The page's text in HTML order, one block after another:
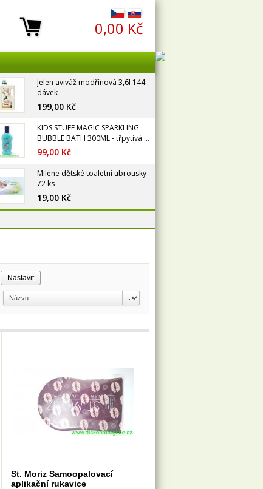
0,00 Kč
Jelen aviváž modřínová 3,6l 144
dávek
199,00 Kč
KIDS STUFF MAGIC SPARKLING
BUBBLE BATH 300ML - třpytivá ...
99,00 Kč
Miléne dětské toaletní ubrousky
72 ks
19,00 Kč
St. Moriz Samoopalovací
aplikační rukavice